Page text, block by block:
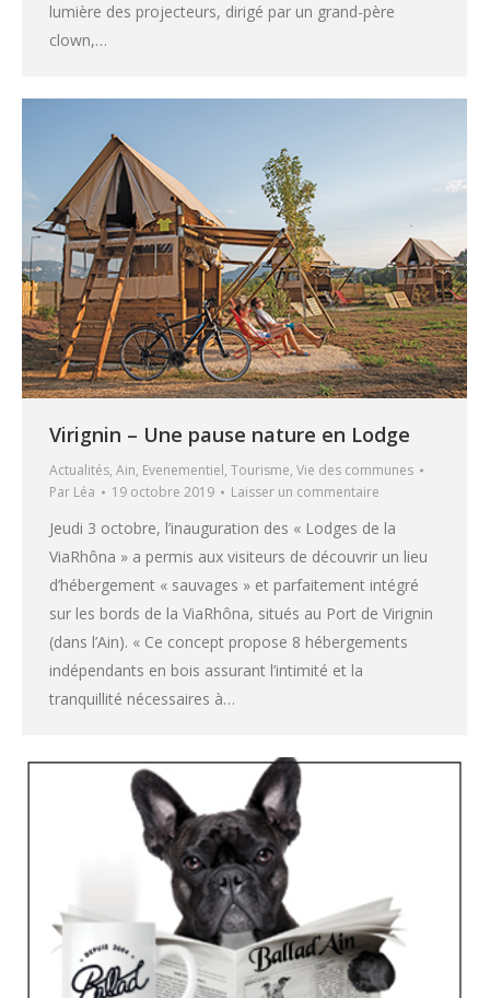
lumière des projecteurs, dirigé par un grand-père
clown,…
Virignin – Une pause nature en Lodge
Actualités, Ain, Evenementiel, Tourisme, Vie des communes
Par Léa 19 octobre 2019 Laisser un commentaire
Jeudi 3 octobre, l’inauguration des « Lodges de la
ViaRhôna » a permis aux visiteurs de découvrir un lieu
d’hébergement « sauvages » et parfaitement intégré
sur les bords de la ViaRhôna, situés au Port de Virignin
(dans l’Ain). « Ce concept propose 8 hébergements
indépendants en bois assurant l’intimité et la
tranquillité nécessaires à…